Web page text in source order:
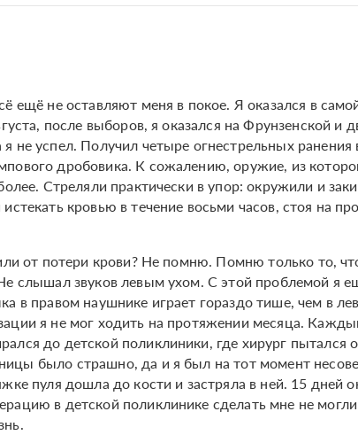
ещё не оставляют меня в покое. Я оказался в
после выборов, я оказался на Фрунзенской и
не успел. Получил четыре огнестрельных
дробовика. К сожалению, оружие, из
Стреляли практически в упор: окружили и
кровью в течение восьми часов, стоя на
от потери крови? Не помню. Помню только то,
слышал звуков левым ухом. С этой проблемой я
в правом наушнике играет гораздо тише, чем в
я не мог ходить на протяжении месяца.
до детской поликлиники, где хирург пытался
было страшно, да и я был на тот момент
пуля дошла до кости и застряла в ней. 15 дней
в детской поликлинике сделать мне не